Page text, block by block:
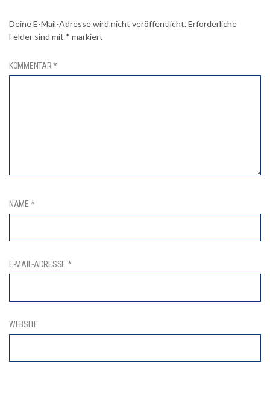
Deine E-Mail-Adresse wird nicht veröffentlicht.Erforderliche
Felder sind mit * markiert
KOMMENTAR*
NAME *
E-MAIL-ADRESSE *
WEBSITE